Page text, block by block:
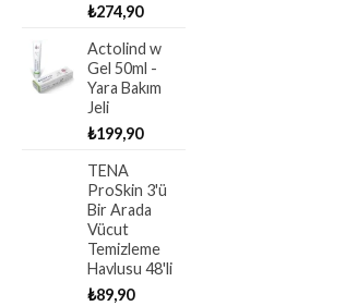
₺274,90
Actolind w
Gel 50ml -
Yara Bakım
Jeli
₺199,90
TENA
ProSkin 3'ü
Bir Arada
Vücut
Temizleme
Havlusu 48'li
₺89,90